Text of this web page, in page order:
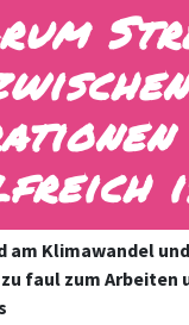
am Klimawandel
faul zum Arbeiten